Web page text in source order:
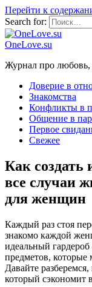
Перейти к
Search for:
OneLove.su
Журнал про любовь,
Доверие в
Знакомства
Конфликты в
Общение в
Первое
Свежее
Как создать
все случаи
для женщин
Каждый раз стоя
знакомо каждой
идеальный
предметов,
Давайте
который сэкономит